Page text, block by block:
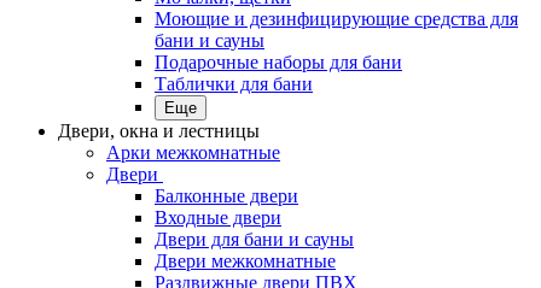
Моющие и дезинфицирующие средства для
бани и сауны
Подарочные наборы для бани
Таблички для бани
Еще
Двери, окна и лестницы
Арки межкомнатные
Двери
Балконные двери
Входные двери
Двери для бани и сауны
Двери межкомнатные
Раздвижные двери ПВХ